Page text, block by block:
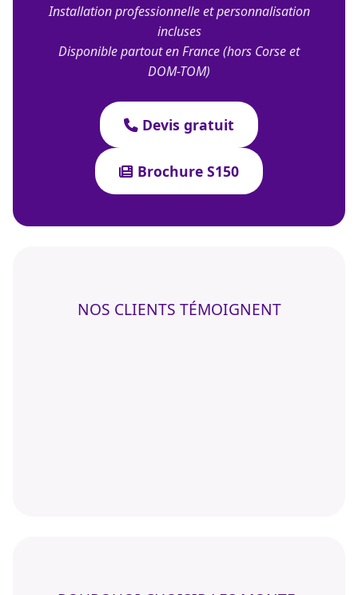
Installation professionnelle et personnalisation
incluses
Disponible partout en France (hors Corse et
DOM-TOM)
Devis gratuit
Brochure S150
NOS CLIENTS TÉMOIGNENT